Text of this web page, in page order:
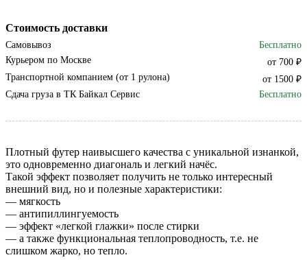
Стоимость доставки
Самовывоз
Бесплатно
Курьером по Москве
от 700 ₽
Транспортной компанием (от 1 рулона)
от 1500 ₽
Сдача груза в ТК Байкал Сервис
Бесплатно
Плотный футер наивысшего качества с уникальной изнанкой,
это одновременно диагональ и легкий начёс.
Такой эффект позволяет получить не только интересный
внешний вид, но и полезные характеристики:
— мягкость
— антипиллингуемость
— эффект «легкой глажки» после стирки
— а также функциональная теплопроводность, т.е. не
слишком жарко, но тепло.